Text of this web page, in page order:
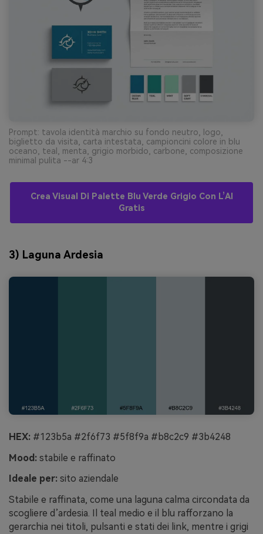
Prompt: tavola identità marchio su fondo neutro, logo,
biglietto da visita, carta intestata, campioncini colore in blu
oceano, teal, menta, grigio morbido, carbone, composizione
minimal pulita --ar 4:3
Crea Visual Di Palette Blu Verde Grigio Con L’AI
Gratis
3) Laguna Ardesia
HEX: #123b5a #2f6f73 #5f8f9a #b8c2c9 #3b4248
Mood: stabile e raffinato
Ideale per: sito aziendale
Stabile e raffinata, come una laguna calma circondata da
scogliere d’ardesia. Il teal medio e il blu rafforzano la
gerarchia nei titoli, pulsanti e stati dei link, mentre i grigi